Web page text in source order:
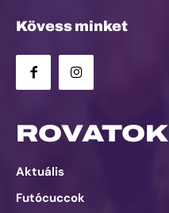
Kövess minket
ROVATOK
Aktuális
Futócuccok